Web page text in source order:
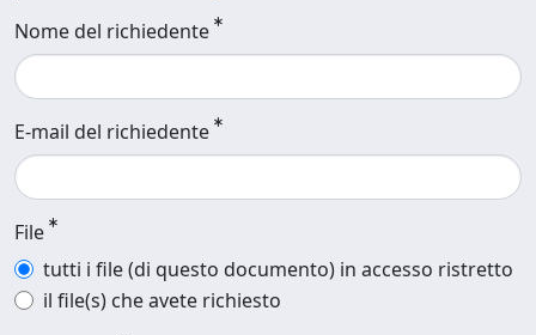
Nome del richiedente
E-mail del richiedente
File
tutti i file (di questo documento) in accesso ristretto
il file(s) che avete richiesto